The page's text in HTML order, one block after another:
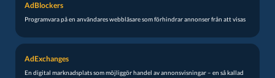
AdBlockers
Programvara på en användares webbläsare som förhindrar annonser från att visas
AdExchanges
En digital marknadsplats som möjliggör handel av annonsvisningar – en så kallad